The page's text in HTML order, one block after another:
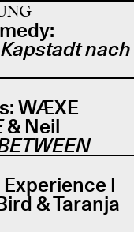
nach
WÆXE
& Neil
|
& Taranja